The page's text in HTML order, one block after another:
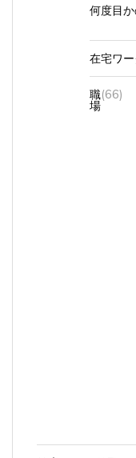
在宅ワ
職
場
(66)
健康 (17)